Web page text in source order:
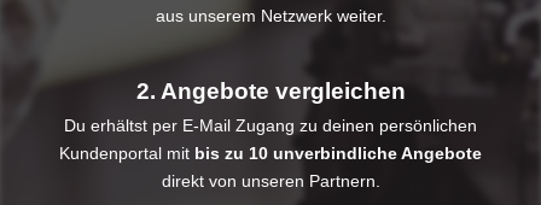
aus unserem Netzwerk weiter.
2. Angebote vergleichen
Du erhältst per E-Mail Zugang zu deinen persönlichen
Kundenportal mit bis zu 10 unverbindliche Angebote
direkt von unseren Partnern.